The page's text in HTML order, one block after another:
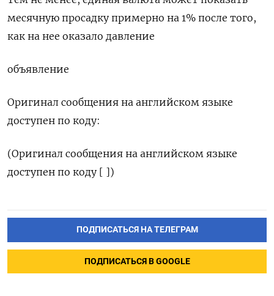
месячную просадку примерно на 1% после того,
как на нее оказало давление
объявление
Оригинал сообщения на английском языке
доступен по коду:
(Оригинал сообщения на английском языке
доступен по коду [ ])
ПОДПИСАТЬСЯ НА ТЕЛЕГРАМ
ПОДПИСАТЬСЯ В GOOGLE